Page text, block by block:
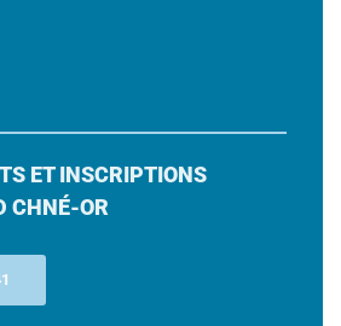
ET INSCRIPTIONS
CHNÉ-OR